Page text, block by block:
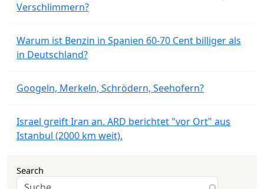
Verschlimmern?
Warum ist Benzin in Spanien 60-70 Cent billiger als
in Deutschland?
Googeln, Merkeln, Schrödern, Seehofern?
Israel greift Iran an. ARD berichtet "vor Ort" aus
Istanbul (2000 km weit).
Search